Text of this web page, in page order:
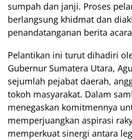
sumpah dan janji. Proses
berlangsung khidmat dan
penandatanganan berita
Pelantikan ini turut dihadiri
Gubernur Sumatera Utara,
sejumlah pejabat daerah,
tokoh masyarakat. Dalam
menegaskan komitmennya
memperjuangkan aspirasi
memperkuat sinergi antara